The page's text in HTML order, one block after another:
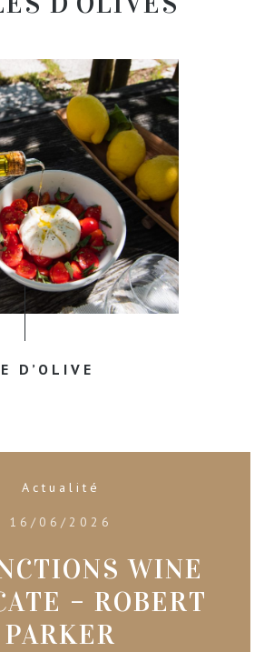
D’OLIVE
Actualité
16/06/2026
WINE
– ROBERT
PARKER